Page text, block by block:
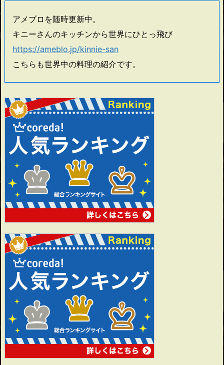
アメブロを随時更新中。
キニーさんのキッチンから世界にひとっ飛び
https://ameblo.jp/kinnie-san
こちらも世界中の料理の紹介です。